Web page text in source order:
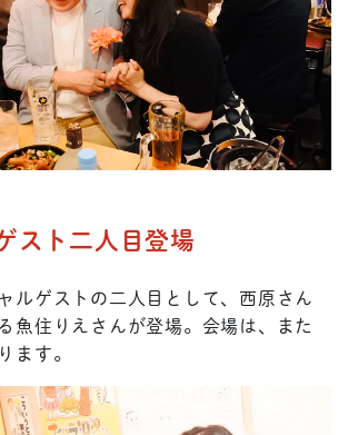
スト二人目登場
ルゲストの二人目として、西原さん
魚住りえさんが登場。会場は、また
ます。